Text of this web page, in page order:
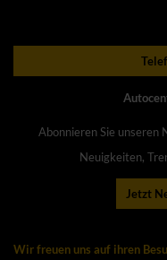
Abonnieren Sie unseren
Neuigkeiten,
Jetzt
Wir freuen uns auf ihren